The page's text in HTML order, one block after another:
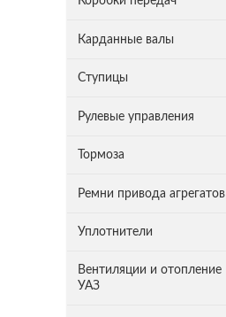
Карданные валы
Ступицы
Рулевые управления
Тормоза
Ремни привода агрегатов
Уплотнители
Вентиляции и отопление
УАЗ